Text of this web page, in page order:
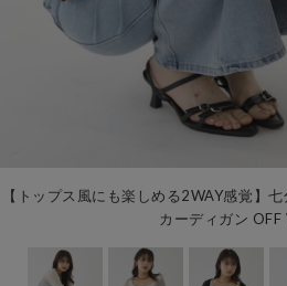
【トップス風にも楽しめる2WAY感覚】
カーディガン OFF